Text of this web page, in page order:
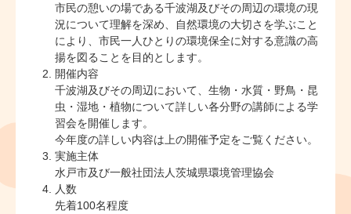
市民の憩いの場である千波湖及びその周辺の環境の現
況について理解を深め、自然環境の大切さを学ぶこと
により、市民一人ひとりの環境保全に対する意識の高
揚を図ることを目的とします。
開催内容
千波湖及びその周辺において、生物・水質・野鳥・昆
虫・湿地・植物について詳しい各分野の講師による学
習会を開催します。
今年度の詳しい内容は上の開催予定をご覧ください。
実施主体
水戸市及び一般社団法人茨城県環境管理協会
人数
先着100名程度